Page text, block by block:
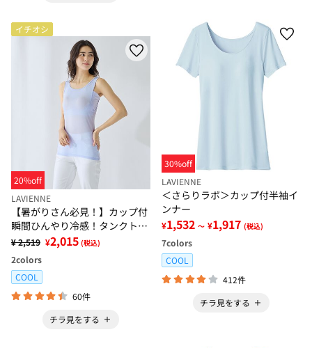
イチオシ
20%off
LAVIENNE
【暑がりさん必見！】カップ付
瞬間ひんやり冷感！タンクトッ
プインナー＜さらりラボ＞
¥ 2,519 ¥2,015 (税込)
2colors
COOL
60件
チラ見をする
30%off
LAVIENNE
＜さらりラボ＞カップ付半袖イ
ンナー
¥1,532 ～ ¥1,917 (税込)
7colors
COOL
412件
チラ見をする